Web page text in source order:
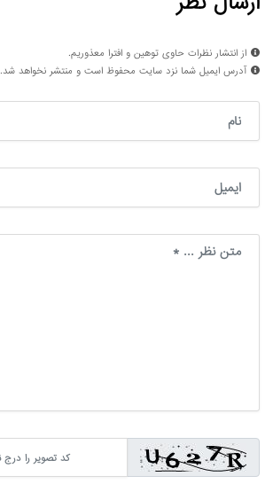
از انتشار نظرات حاوی توهین و افترا معذوریم.
آدرس ایمیل شما نزد سایت محفوظ است و منتشر نخواهد شد.